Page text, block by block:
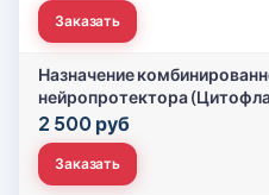
Заказать
Назначение
нейропротектора
2 500 руб
Заказать